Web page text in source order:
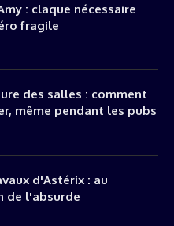
: claque nécessaire
fragile
des salles : comment
même pendant les pubs
d'Astérix : au
de l'absurde